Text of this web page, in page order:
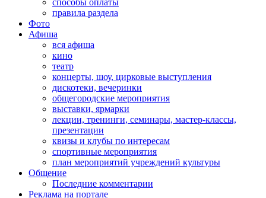
способы оплаты
правила раздела
Фото
Афиша
вся афиша
кино
театр
концерты, шоу, цирковые выступления
дискотеки, вечеринки
общегородские мероприятия
выставки, ярмарки
лекции, тренинги, семинары, мастер-классы,
презентации
квизы и клубы по интересам
спортивные мероприятия
план мероприятий учреждений культуры
Общение
Последние комментарии
Реклама на портале